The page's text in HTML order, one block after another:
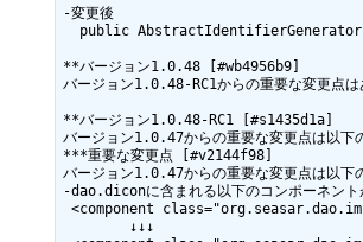
-変更後
**バージョン1.0.48 [#wb4956b9]
バージョン1.0.48-RC1からの重要な変更点は
**バージョン1.0.48-RC1 [#s1435d1a]
バージョン1.0.47からの重要な変更点は以下
***重要な変更点 [#v2144f98]
バージョン1.0.47からの重要な変更点は以下
-dao.diconに含まれる以下のコンポーネント